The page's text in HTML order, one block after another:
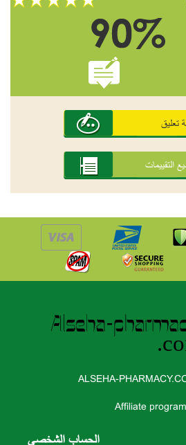
تعليق
التقييمات
ALSEHA-
Affiliate
الحساب الشخصي